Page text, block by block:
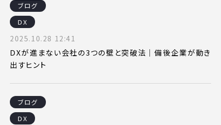
ブログ
DX
2025.10.28 12:41
DXが進まない会社の3つの壁と突破法｜備後企業が動き
出すヒント
ブログ
DX